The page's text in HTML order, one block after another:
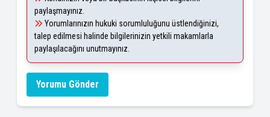
paylaşmayınız.
Yorumlarınızın hukuki sorumluluğunu üstlendiğinizi,
talep edilmesi halinde bilgilerinizin yetkili makamlarla
paylaşılacağını unutmayınız.
Yorumu Gönder